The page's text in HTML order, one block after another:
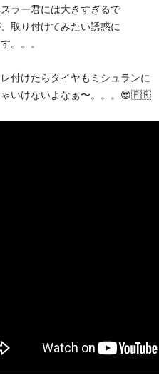
ラー君には大きすぎるで
取り付けてみたい誘惑に
。。。
付けたらタイヤもミシュランに
ゃいけないよなぁ〜。。。😎🇫🇷